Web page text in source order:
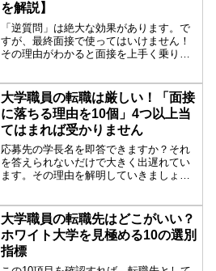
を解説】
「逆質問」は絶大な効果があります。で
すが、最終面接で使ってはいけません！
その理由がわかると面接を上手く乗り切
大学職員の転職は厳しい！「面接
に落ちる理由を10個」4つ以上当
てはまれば受かりません
応募先の学長名を即答できますか？それ
を答えられないだけで大きく出遅れてい
ます。その理由を解明していきましょ
大学職員の転職先はどこがいい？
ホワイト大学を見極める10の選別
指標